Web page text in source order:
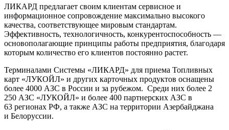
ЛИКАРД предлагает своим клиентам сервисное и
информационное сопровождение максимально высокого
качества, соответствующее мировым стандартам.
Эффективность, технологичность, конкурентоспособность —
основополагающие принципы работы предприятия, благодаря
которым количество его клиентов постоянно растет.
Терминалами Системы «ЛИКАРД» для приема Топливных
карт «ЛУКОЙЛ» и других карточных продуктов оснащены
более 4000 АЗС в России и за рубежом. Среди них более 2
250 АЗС «ЛУКОЙЛ» и более 400 партнерских АЗС в
63 регионах РФ, а также АЗС на территории Азербайджана
и Белоруссии.